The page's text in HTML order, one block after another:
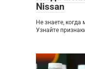
Nissan
Не знаете,
Узнайте